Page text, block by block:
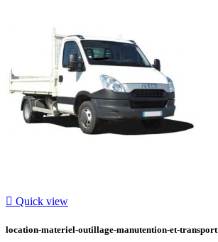
 Quick view
location-materiel-outillage-manutention-et-transport